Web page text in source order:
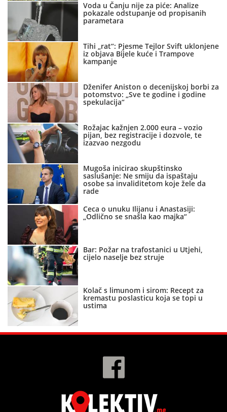
Voda u Čanju nije za piće: Analize
pokazale odstupanje od propisanih
parametara
Tihi „rat“: Pjesme Tejlor Svift uklonjene
iz objava Bijele kuće i Trampove
kampanje
Dženifer Aniston o decenijskoj borbi za
potomstvo: „Sve te godine i godine
spekulacija“
Rožajac kažnjen 2.000 eura – vozio
pijan, bez registracije i dozvole, te
izazvao nezgodu
Mugoša inicirao skupštinsko
saslušanje: Ne smiju da ispaštaju
osobe sa invaliditetom koje žele da
rade
Ceca o unuku Ilijanu i Anastasiji:
„Odlično se snašla kao majka“
Bar: Požar na trafostanici u Utjehi,
cijelo naselje bez struje
Kolač s limunom i sirom: Recept za
kremastu poslasticu koja se topi u
ustima